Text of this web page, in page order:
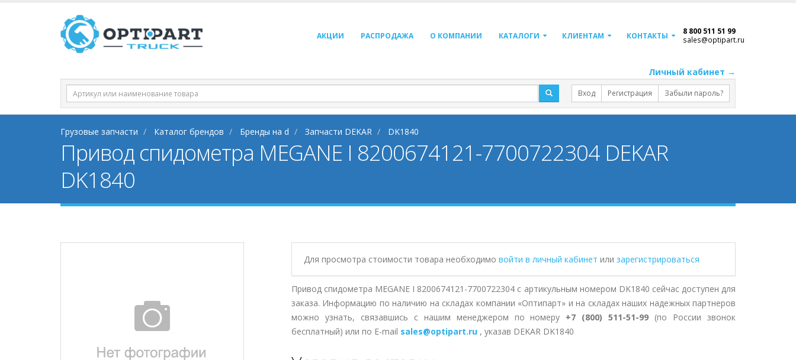
АКЦИИ РАСПРОДАЖА О КОМПАНИИ КАТАЛОГИ КЛИЕНТАМ КОНТАКТЫ 8 800 511 51 99
sales@optipart.ru
Личный кабинет →
Вход Регистрация Забыли пароль?
Грузовые запчасти Каталог брендов Бренды на d Запчасти DEKAR DK1840
Привод спидометра MEGANE I 8200674121-7700722304 DEKAR
DK1840
Для просмотра стоимости товара необходимо войти в личный кабинет или зарегистрироваться
Привод спидометра MEGANE I 8200674121-7700722304 с артикульным номером DK1840 сейчас доступен для
заказа. Информацию по наличию на складах компании «Оптипарт» и на складах наших надежных партнеров
можно узнать, связавшись с нашим менеджером по номеру +7 (800) 511-51-99 (по России звонок
бесплатный) или по E-mail sales@optipart.ru , указав DEKAR DK1840